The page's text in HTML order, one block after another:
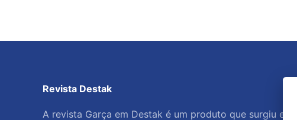
Revista Destak
A revista Garça em Destak é um produto que surgiu